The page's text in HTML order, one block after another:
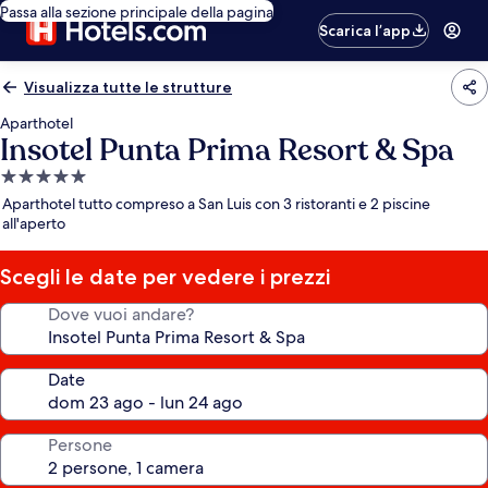
Passa alla sezione principale della pagina
Scarica l’app
Visualizza tutte le strutture
Aparthotel
Insotel Punta Prima Resort & Spa
Struttura
a
5.0
stelle
Aparthotel tutto compreso a San Luis con 3 ristoranti e 2 piscine
all'aperto
Scegli le date per vedere i prezzi
Dove vuoi andare?
Date
Persone